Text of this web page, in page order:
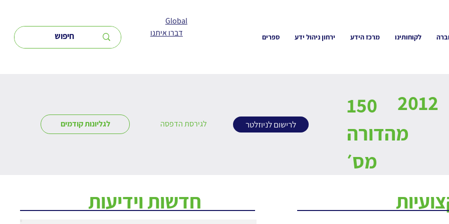
Global
לקוחותינו מרכז הידע ירחון ניהול ידע ספרים דברו איתנו
150
מהדורה
מס׳
לגליונות קודמים
2012
לגירסת הדפסה לרישום לניוזלטר
חדשות וידיעות